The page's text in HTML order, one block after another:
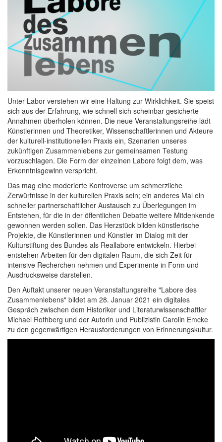
Unter Labor verstehen wir eine Haltung zur Wirklichkeit. Sie speist
sich aus der Erfahrung, wie schnell sich scheinbar gesicherte
Annahmen überholen können. Die neue Veranstaltungsreihe lädt
Künstlerinnen und Theoretiker, Wissenschaftlerinnen und Akteure
der kulturell-institutionellen Praxis ein, Szenarien unseres
zukünftigen Zusammenlebens zur gemeinsamen Testung
vorzuschlagen. Die Form der einzelnen Labore folgt dem, was
Erkenntnisgewinn verspricht.
Das mag eine moderierte Kontroverse um schmerzliche
Zerwürfnisse in der kulturellen Praxis sein; ein anderes Mal ein
schneller partnerschaftlicher Austausch zu Überlegungen im
Entstehen, für die in der öffentlichen Debatte weitere Mitdenkende
gewonnen werden sollen. Das Herzstück bilden künstlerische
Projekte, die Künstlerinnen und Künstler im Dialog mit der
Kulturstiftung des Bundes als Reallabore entwickeln. Hierbei
entstehen Arbeiten für den digitalen Raum, die sich Zeit für
intensive Recherchen nehmen und Experimente in Form und
Ausdrucksweise darstellen.
Den Auftakt unserer neuen Veranstaltungsreihe "Labore des
Zusammenlebens" bildet am 28. Januar 2021 ein digitales
Gespräch zwischen dem Historiker und Literaturwissenschaftler
Michael Rothberg und der Autorin und Publizistin Carolin Emcke
zu den gegenwärtigen Herausforderungen von Erinnerungskultur.